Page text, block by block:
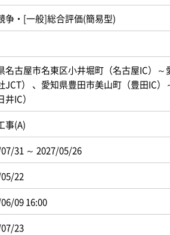
争・[一般]総合評価(簡易型)
名古屋市名東区小井堀町（名古屋IC）
JCT） 、愛知県豊田市美山町（豊田IC
井IC）
事(A)
31 ～ 2027/05/26
22
09 16:00
23